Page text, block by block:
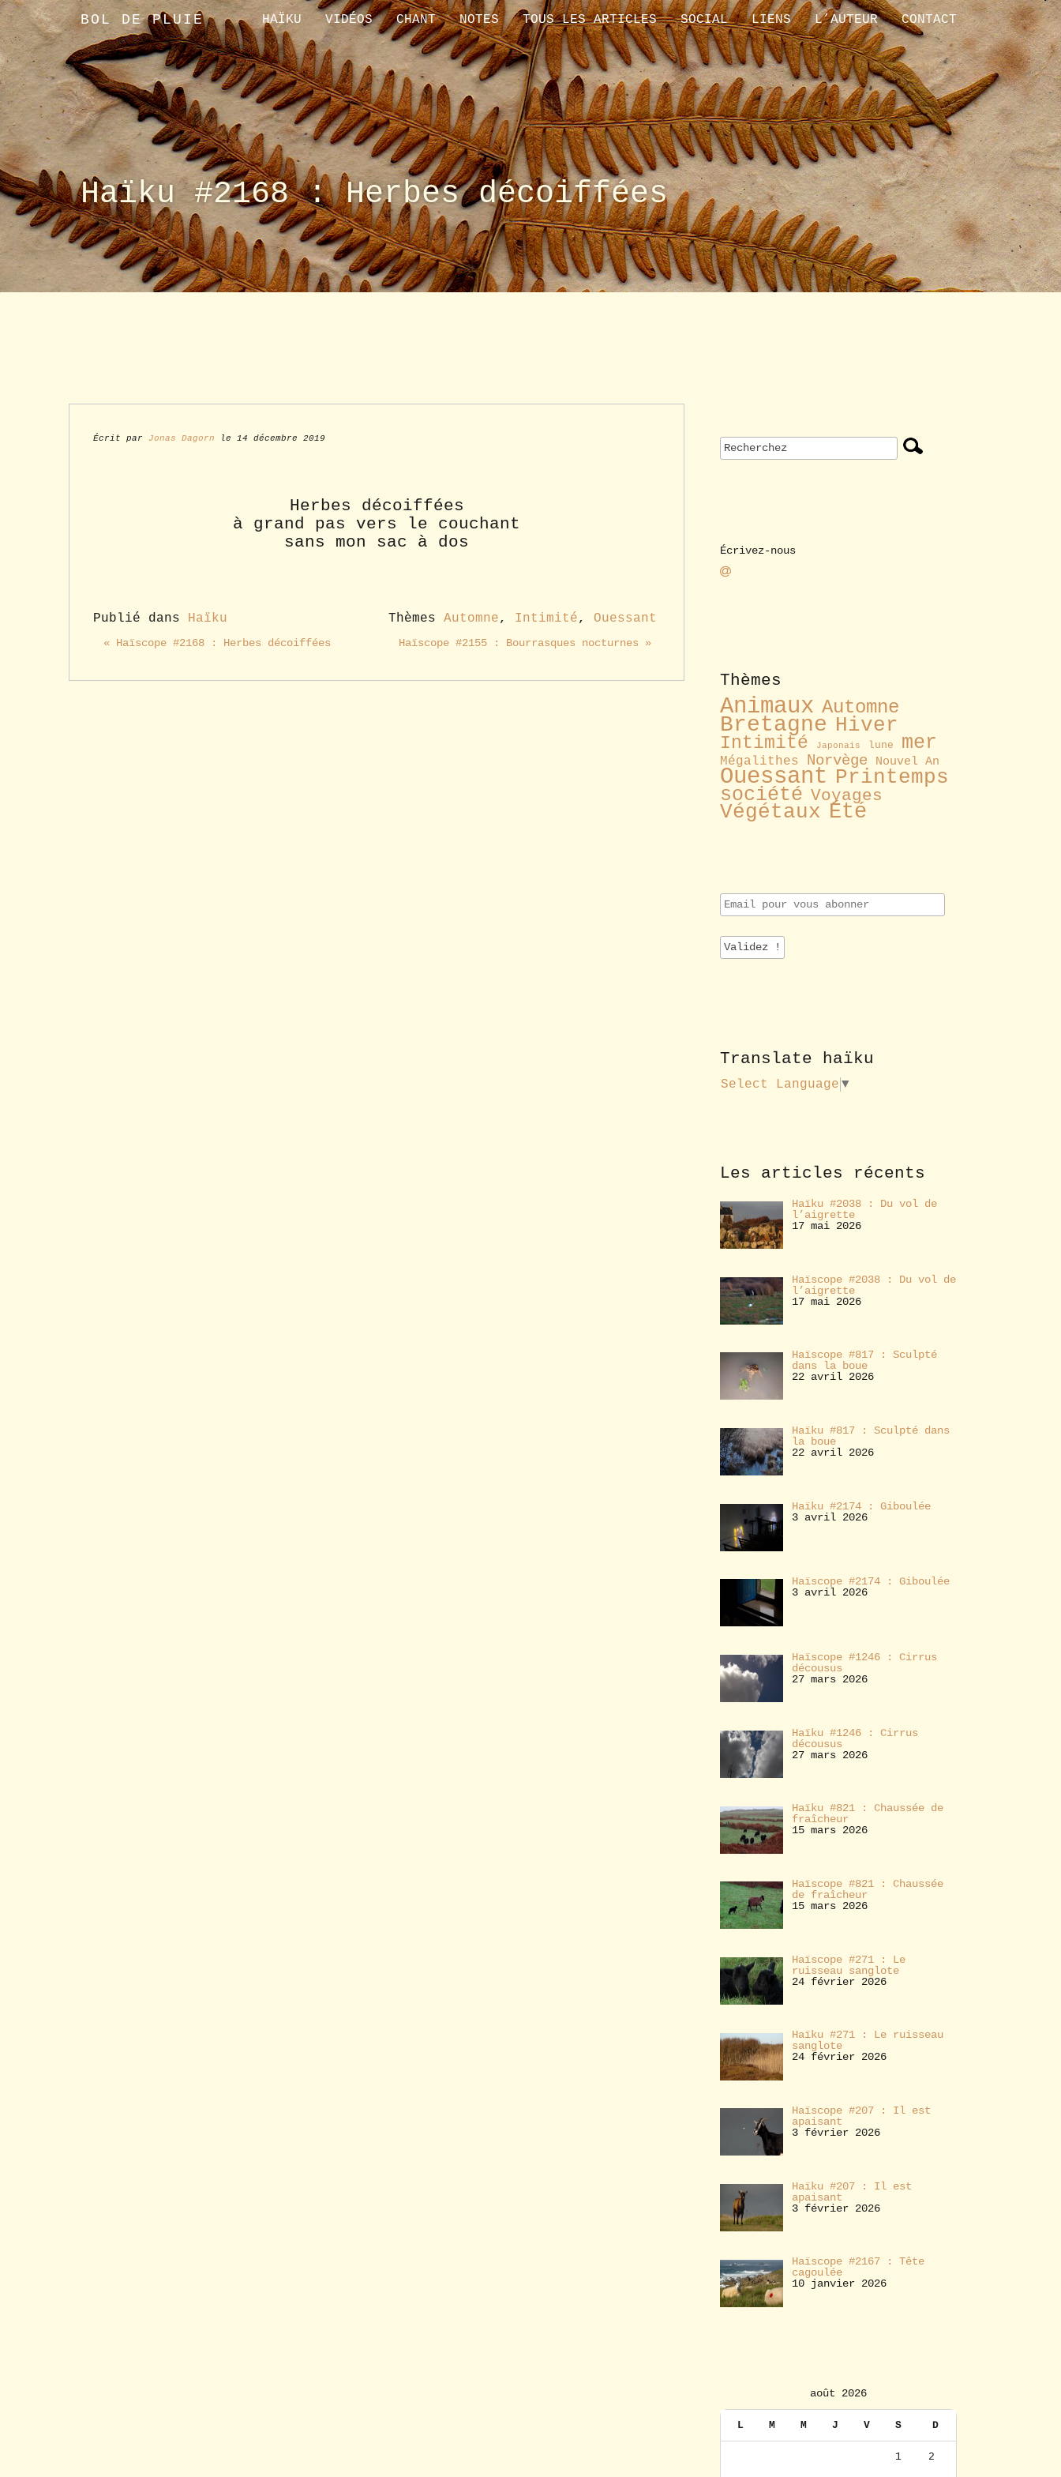
BOL DE PLUIE HAÏKU VIDÉOS CHANT NOTES TOUS LES ARTICLES SOCIAL LIENS L’AUTEUR CONTACT
Haïku #2168 : Herbes décoiffées
Écrit par Jonas Dagorn le 14 décembre 2019
Herbes décoiffées
à grand pas vers le couchant
sans mon sac à dos
Publié dans Haïku Thèmes Automne, Intimité, Ouessant
« Haïscope #2168 : Herbes décoiffées Haïscope #2155 : Bourrasques nocturnes »
Écrivez-nous
Thèmes
Animaux Automne
Bretagne Hiver
Intimité Japonais lune mer
Mégalithes Norvège Nouvel An
Ouessant Printemps
société Voyages
Végétaux Été
E
m
i
l
o
u
s
e
Translate haïku
Select Language ▼
Les articles récents
Haïku #2038 : Du vol de
l’aigrette
17 mai 2026
Haïscope #2038 : Du vol de
l’aigrette
17 mai 2026
Haïscope #817 : Sculpté
dans la boue
22 avril 2026
Haïku #817 : Sculpté dans
la boue
22 avril 2026
Haïku #2174 : Giboulée
3 avril 2026
Haïscope #2174 : Giboulée
3 avril 2026
Haïscope #1246 : Cirrus
décousus
27 mars 2026
Haïku #1246 : Cirrus
décousus
27 mars 2026
Haïku #821 : Chaussée de
fraîcheur
15 mars 2026
Haïscope #821 : Chaussée
de fraîcheur
15 mars 2026
Haïscope #271 : Le
ruisseau sanglote
24 février 2026
Haïku #271 : Le ruisseau
sanglote
24 février 2026
Haïscope #207 : Il est
apaisant
3 février 2026
Haïku #207 : Il est
apaisant
3 février 2026
Haïscope #2167 : Tête
cagoulée
10 janvier 2026
août 2026
L M M J V S D
1 2